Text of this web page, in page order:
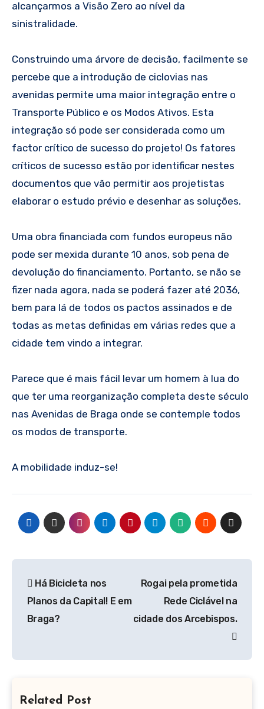
alcançarmos a Visão Zero ao nível da
sinistralidade.
Construindo uma árvore de decisão, facilmente se
percebe que a introdução de ciclovias nas
avenidas permite uma maior integração entre o
Transporte Público e os Modos Ativos. Esta
integração só pode ser considerada como um
factor crítico de sucesso do projeto! Os fatores
críticos de sucesso estão por identificar nestes
documentos que vão permitir aos projetistas
elaborar o estudo prévio e desenhar as soluções.
Uma obra financiada com fundos europeus não
pode ser mexida durante 10 anos, sob pena de
devolução do financiamento. Portanto, se não se
fizer nada agora, nada se poderá fazer até 2036,
bem para lá de todos os pactos assinados e de
todas as metas definidas em várias redes que a
cidade tem vindo a integrar.
Parece que é mais fácil levar um homem à lua do
que ter uma reorganização completa deste século
nas Avenidas de Braga onde se contemple todos
os modos de transporte.
A mobilidade induz-se!
de
artigos
Há Bicicleta nos
Planos da Capital! E em
Braga?
Rogai pela prometida
Rede Ciclável na
cidade dos Arcebispos.
Related Post